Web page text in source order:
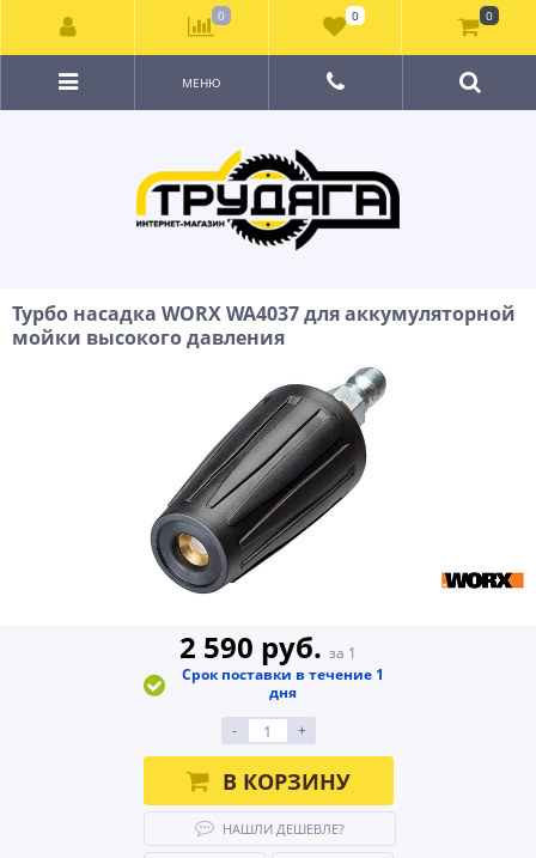
МЕНЮ
Турбо насадка WORX WA4037 для аккумуляторной
мойки высокого давления
2 590 руб. за 1
Срок поставки в течение 1
дня
-
+
В КОРЗИНУ
НАШЛИ ДЕШЕВЛЕ?
0 0 0